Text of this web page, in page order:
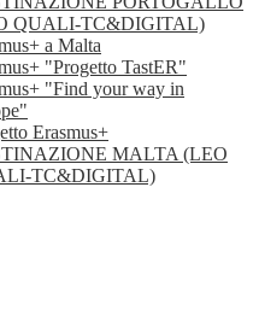
QUALI-TC&DIGITAL)
a Malta
"Progetto TastER"
"Find your way in
Erasmus+
MALTA (LEO
TC&DIGITAL)